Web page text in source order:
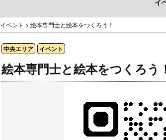
イ
イベント > 絵本専門士と絵本をつくろう！
中央エリア イベント
絵本専門士と絵本をつくろう